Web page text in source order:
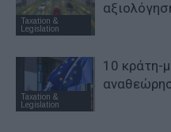
Taxation &
Legislation
Taxation &
Legislation
10 κράτη-